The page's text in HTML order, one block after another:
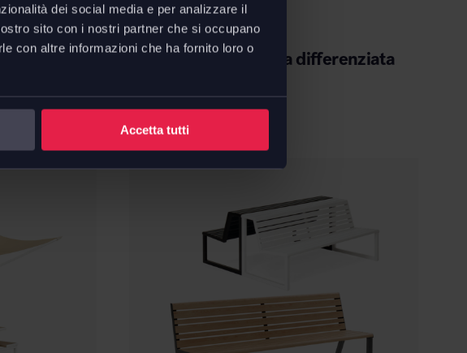
dei social media e per analizzare il
sito con i nostri partner che si occupano
con altre informazioni che ha fornito loro o
Accetta tutti
URBANTIME
.015 cestone raccolta differenziata